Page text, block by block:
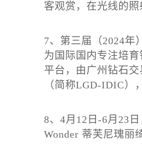
客观赏，在光线的
7、第三届（2024年
为国际国内专注培
平台，由广州钻石
（简称LGD-IDIC）
8、4月 12 日 -6月 23
Wonder 蒂芙尼瑰丽